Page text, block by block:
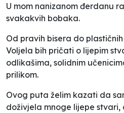
U mom nanizanom đerdanu
svakakvih bobaka.
Od pravih bisera do
Voljela bih pričati o lijepim
odlikašima, solidnim
prilikom.
Ovog puta želim kazati da
doživjela mnoge lijepe stvari,